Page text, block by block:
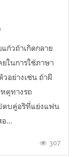
ก้วถ้าเกิดกลาย
ในการใช้ภาษา
อย่างเช่น ถ้าผี
ตุทางรถ
ตบคู่อริที่แย่งแฟน
...
307